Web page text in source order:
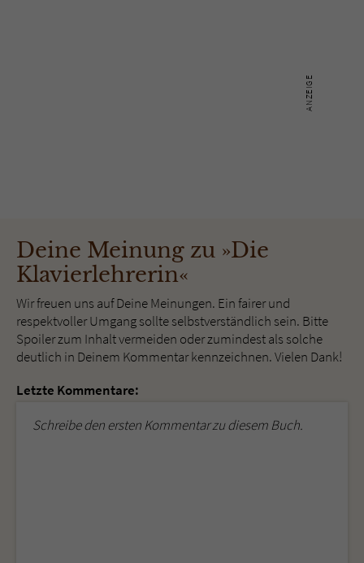
Deine Meinung zu »Die
Klavierlehrerin«
Wir freuen uns auf Deine Meinungen. Ein fairer und
respektvoller Umgang sollte selbstverständlich sein. Bitte
Spoiler zum Inhalt vermeiden oder zumindest als solche
deutlich in Deinem Kommentar kennzeichnen. Vielen Dank!
Letzte Kommentare:
Schreibe den ersten Kommentar zu diesem Buch.